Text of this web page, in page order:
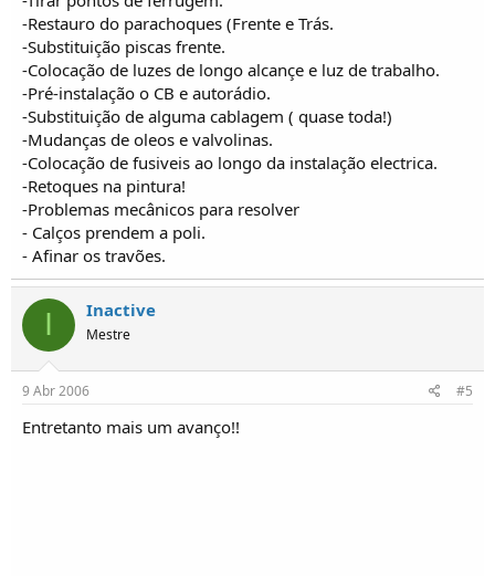
-Restauro do parachoques (Frente e Trás.
-Substituição piscas frente.
-Colocação de luzes de longo alcançe e luz de trabalho.
-Pré-instalação o CB e autorádio.
-Substituição de alguma cablagem ( quase toda!)
-Mudanças de oleos e valvolinas.
-Colocação de fusiveis ao longo da instalação electrica.
-Retoques na pintura!
-Problemas mecânicos para resolver
- Calços prendem a poli.
- Afinar os travões.
I Inactive
Mestre
9 Abr 2006 #5
Entretanto mais um avanço!!